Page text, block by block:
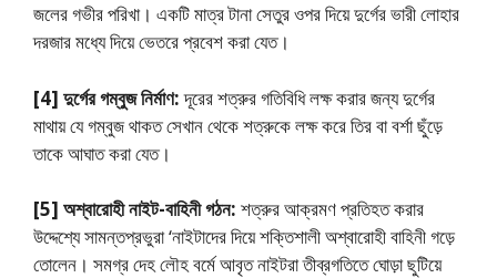
জলের গভীর পরিখা। একটি মাত্র টানা সেতুর ওপর দিয়ে দুর্গের ভারী লােহার
দরজার মধ্যে দিয়ে ভেতরে প্রবেশ করা যেত।
[4] দুর্গের গম্বুজ নির্মাণ:দূরের শত্রুর গতিবিধি লক্ষ করার জন্য দুর্গের
মাথায় যে গম্বুজ থাকত সেখান থেকে শত্রুকে লক্ষ করে তির বা বর্শা ছুঁড়ে
তাকে আঘাত করা যেত।
[5] অশ্বারােহী নাইট-বাহিনী গঠন: শত্রুর আক্রমণ প্রতিহত করার
উদ্দেশ্যে সামন্তপ্রভুরা ‘নাইটাদের দিয়ে শক্তিশালী অশ্বারােহী বাহিনী গড়ে
তােলেন। সমগ্র দেহ লৌহ বর্মে আবৃত নাইটরা তীব্রগতিতে ঘােড়া ছুটিয়ে